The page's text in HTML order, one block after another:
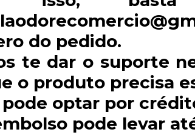
do pedido.
te dar o suporte
o produto precisa
pode optar por
pode levar